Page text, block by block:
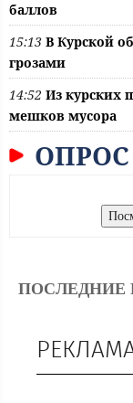
баллов
15:13 В Курской
грозами
14:52 Из курских
мешков мусора
ОПРОС
ПОСЛЕДНИЕ